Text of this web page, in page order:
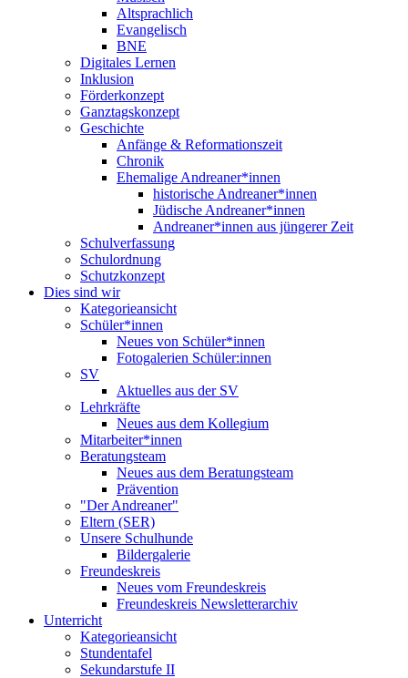
Altsprachlich
Evangelisch
BNE
Digitales Lernen
Inklusion
Förderkonzept
Ganztagskonzept
Geschichte
Anfänge & Reformationszeit
Chronik
Ehemalige Andreaner*innen
historische Andreaner*innen
Jüdische Andreaner*innen
Andreaner*innen aus jüngerer Zeit
Schulverfassung
Schulordnung
Schutzkonzept
Dies sind wir
Kategorieansicht
Schüler*innen
Neues von Schüler*innen
Fotogalerien Schüler:innen
SV
Aktuelles aus der SV
Lehrkräfte
Neues aus dem Kollegium
Mitarbeiter*innen
Beratungsteam
Neues aus dem Beratungsteam
Prävention
"Der Andreaner"
Eltern (SER)
Unsere Schulhunde
Bildergalerie
Freundeskreis
Neues vom Freundeskreis
Freundeskreis Newsletterarchiv
Unterricht
Kategorieansicht
Stundentafel
Sekundarstufe II